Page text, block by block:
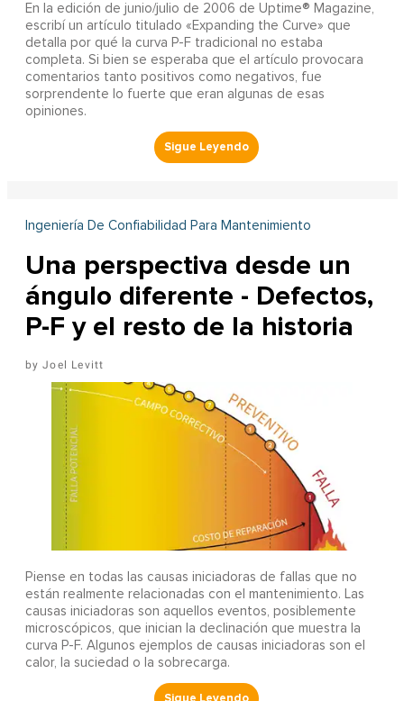
En la edición de junio/julio de 2006 de Uptime® Magazine,
escribí un artículo titulado «Expanding the Curve» que
detalla por qué la curva P-F tradicional no estaba
completa. Si bien se esperaba que el artículo provocara
comentarios tanto positivos como negativos, fue
sorprendente lo fuerte que eran algunas de esas
opiniones.
Ingeniería De Confiabilidad Para Mantenimiento
Una perspectiva desde un
ángulo diferente - Defectos,
P-F y el resto de la historia
Joel Levitt
Piense en todas las causas iniciadoras de fallas que no
están realmente relacionadas con el mantenimiento. Las
causas iniciadoras son aquellos eventos, posiblemente
microscópicos, que inician la declinación que muestra la
curva P-F. Algunos ejemplos de causas iniciadoras son el
calor, la suciedad o la sobrecarga.